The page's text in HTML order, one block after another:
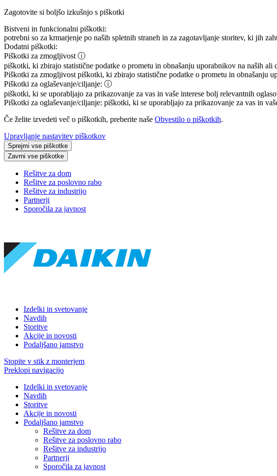
Zagotovite si boljšo izkušnjo s piškotki
Bistveni in funkcionalni piškotki:
potrebni so za krmarjenje po naših spletnih straneh in za zagotavljanje storitev, ki jih
Dodatni piškotki:
Piškotki za zmogljivost ⓘ
piškotki, ki zbirajo statistične podatke o prometu in obnašanju uporabnikov na naših ali
Piškotki za zmogljivost piškotki, ki zbirajo statistične podatke o prometu in obnašanju
Piškotki za oglaševanje/ciljanje: ⓘ
piškotki, ki se uporabljajo za prikazovanje za vas in vaše interese bolj relevantnih
Piškotki za oglaševanje/ciljanje: piškotki, ki se uporabljajo za prikazovanje za vas in
Če želite izvedeti več o piškotkih, preberite naše Obvestilo o piškotkih.
Upravljanje nastavitev piškotkov
Sprejmi vse piškotke
Zavrni vse piškotke
Rešitve za dom
Rešitve za poslovno rabo
Rešitve za industrijo
Partnerji
Sporočila za javnost
Izdelki in svetovanje
Navdih
Storitve
Akcije in novosti
Podaljšano jamstvo
Stopite v stik z monterjem
Preklopi navigacijo
Izdelki in svetovanje
Navdih
Storitve
Akcije in novosti
Podaljšano jamstvo
Rešitve za dom
Rešitve za poslovno rabo
Rešitve za industrijo
Partnerji
Sporočila za javnost